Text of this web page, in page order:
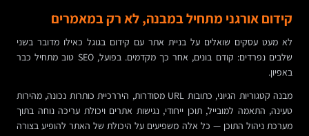
קידום אורגני מתחיל במבנה, לא רק במאמרים
לא מעט עסקים שואלים על בניית אתר עם קידום בגוגל כאילו מדובר בשני
שלבים נפרדים: קודם בונים, אחר כך מקדמים. בפועל, SEO טוב מתחיל כבר
באפיון.
מבנה קטגוריות הגיוני, כתובות URL מסודרות, היררכיית כותרות נכונה, מהירות
טעינה, התאמה למובייל, תוכן ייחודי, נגישות אתרים ויכולת עריכה נוחה בתוך
מערכת ניהול התוכן — כל אלה משפיעים על היכולת של האתר להופיע בצורה